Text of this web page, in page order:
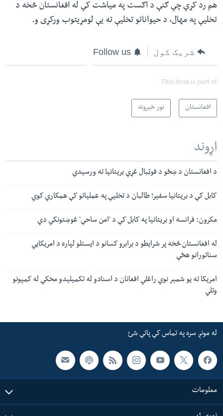
هم رد کړې چې ګنې د اګست په میاشت کې له افغانستان څخه د
تخلیې په مهال، د حیواناتو تخلیې ته یې لومړیتوب ورکړی و.
شریک کول Follow us
This item is part of
افغانستان نور خبرونه
اړوند
د افغانستان د ښځو د فوټبال غړې بریتانیا ته ورسېدې
کابل کې د بریتانیا سفیر؛ طالبان د تخلیې په عملیاتو کې همکاري کوي
مکرون: فرانسه او بریتانیا په کابل کې د 'امن ساحې' غوښتونکي دي
له افغانستان څخه پر شرایطو د برابرو کسانو د ایستلو لپاره د امریکایي
سناتورانو هڅې
امریکا ته یو شمېر نوي راغلي افغانان د اسنادو له تکمیلېدو مخکې له کمپونو
وتلي
له مونږ سره په تماس کې پاتې شئ
معلومات